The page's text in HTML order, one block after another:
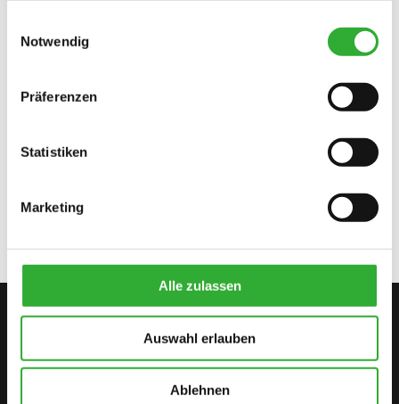
Notwendig
Präferenzen
Statistiken
Marketing
Alle zulassen
Auswahl erlauben
Ablehnen
Auch Zuschauer sind herzlich willkommen. Nach dem
Wettkampf lädt der Barbetrieb zum gemütlichen
auszutauschen, zu fachsimpeln, neue Kontakte zu
Besucherinnen und Besucher sowie auf einen
unvergesslichen Abend voller Spannung, Geschicklichkeit
AVANT-Begeisterung.
KONTAKTIEREN SIE UNS
BEGINNEN SIE IHR AVANT-